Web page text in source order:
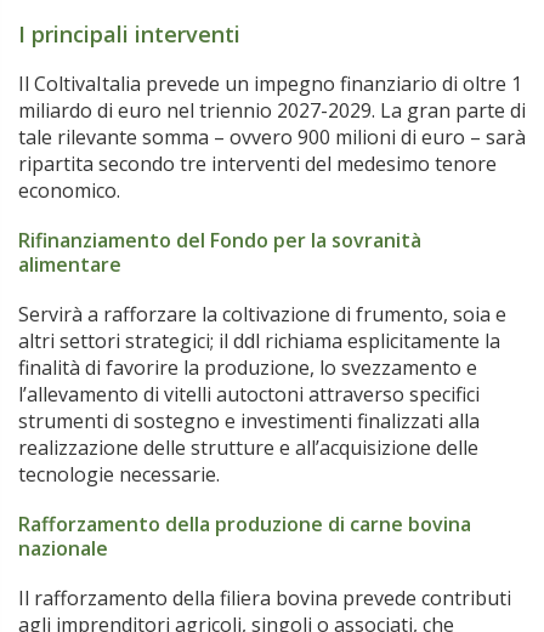
I principali interventi
Il ColtivaItalia prevede un impegno finanziario di oltre 1
miliardo di euro nel triennio 2027-2029. La gran parte di
tale rilevante somma – ovvero 900 milioni di euro – sarà
ripartita secondo tre interventi del medesimo tenore
economico.
Rifinanziamento del Fondo per la sovranità
alimentare
Servirà a rafforzare la coltivazione di frumento, soia e
altri settori strategici; il ddl richiama esplicitamente la
finalità di favorire la produzione, lo svezzamento e
l’allevamento di vitelli autoctoni attraverso specifici
strumenti di sostegno e investimenti finalizzati alla
realizzazione delle strutture e all’acquisizione delle
tecnologie necessarie.
Rafforzamento della produzione di carne bovina
nazionale
Il rafforzamento della filiera bovina prevede contributi
agli imprenditori agricoli, singoli o associati, che